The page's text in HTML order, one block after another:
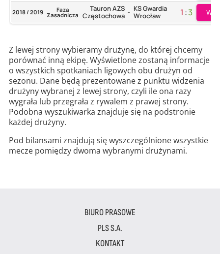
2018 / 2019 Faza
Zasadnicza
Tauron AZS
Częstochowa - KS Gwardia
Wrocław
1 :3
Z lewej strony wybieramy drużynę, do której chcemy
porównać inną ekipę. Wyświetlone zostaną informacje
o wszystkich spotkaniach ligowych obu drużyn od
sezonu. Dane będą prezentowane z punktu widzenia
drużyny wybranej z lewej strony, czyli ile ona razy
wygrała lub przegrała z rywalem z prawej strony.
Podobna wyszukiwarka znajduje się na podstronie
każdej drużyny.
Pod bilansami znajdują się wyszczególnione wszystkie
mecze pomiędzy dwoma wybranymi drużynami.
BIURO PRASOWE
PLS S.A.
KONTAKT